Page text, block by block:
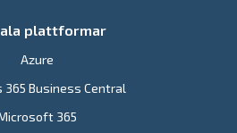
plattformar
Azure
365 Business Central
365